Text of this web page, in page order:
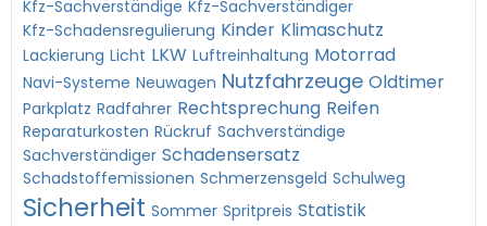
Kfz-Sachverständige Kfz-Sachverständiger
Kfz-Schadensregulierung Kinder Klimaschutz
Lackierung Licht LKW Luftreinhaltung Motorrad
Navi-Systeme Neuwagen Nutzfahrzeuge Oldtimer
Parkplatz Radfahrer Rechtsprechung Reifen
Reparaturkosten Rückruf Sachverständige
Sachverständiger Schadensersatz
Schadstoffemissionen Schmerzensgeld Schulweg
Sicherheit Sommer Spritpreis Statistik